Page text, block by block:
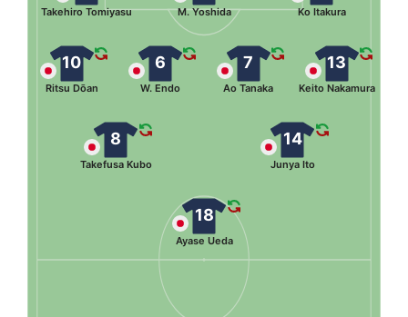
Ko Itakura
M. Yoshida
Takehiro Tomiyasu
13
Keito Nakamura
7
Ao Tanaka
6
W. Endo
10
Ritsu Dōan
14
Junya Ito
8
Takefusa Kubo
18
Ayase Ueda